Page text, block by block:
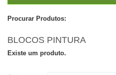
Procurar Produtos:
BLOCOS PINTURA
Existe um produto.